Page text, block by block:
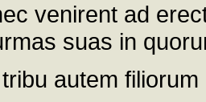
venirent ad
suas in
autem